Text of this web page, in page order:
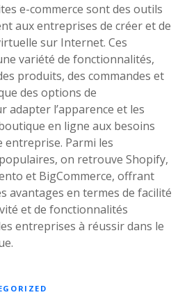
e-commerce sont des outils
aux entreprises de créer et de
sur Internet. Ces
variété de fonctionnalités,
produits, des commandes et
des options de
adapter l’apparence et les
en ligne aux besoins
entreprise. Parmi les
on retrouve Shopify,
et BigCommerce, offrant
avantages en termes de facilité
et de fonctionnalités
entreprises à réussir dans le